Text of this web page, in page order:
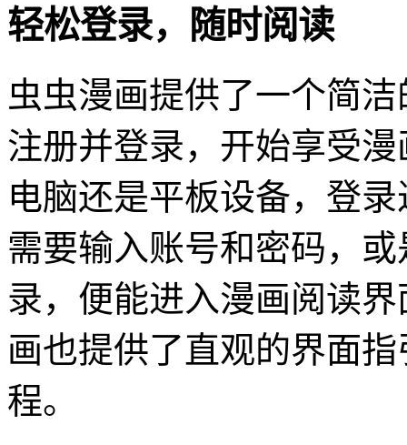
轻松登录，随时阅读
虫虫漫画提供了一个简
注册并登录，开始享受
电脑还是平板设备，登
需要输入账号和密码，
录，便能进入漫画阅读
画也提供了直观的界面
程。